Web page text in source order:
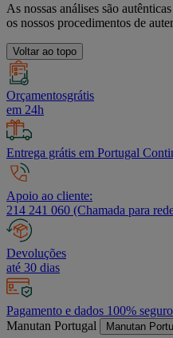
As nossas análises são
os nossos procedimentos de
Voltar ao topo
Orçamentosgrátis
em 24h
Entrega grátis em Portugal
Apoio ao cliente:
214 241 060 (Chamada para
Devoluções
até 30 dias
Pagamento e dados 100%
Manutan Portugal
Manutan